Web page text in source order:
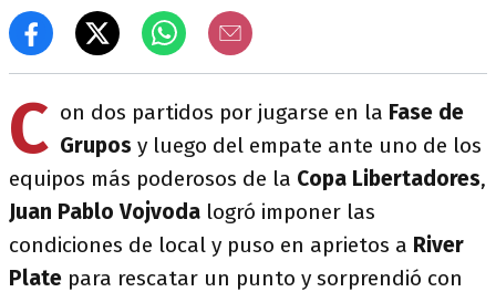
C on dos partidos por jugarse en la Fase de
Grupos y luego del empate ante uno de los
equipos más poderosos de la Copa Libertadores,
Juan Pablo Vojvoda logró imponer las
condiciones de local y puso en aprietos a River
Plate para rescatar un punto y sorprendió con